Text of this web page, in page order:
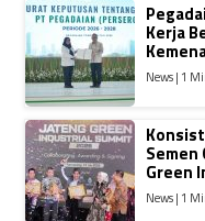
Kerja
News | 1
Semen
Green
News | 1